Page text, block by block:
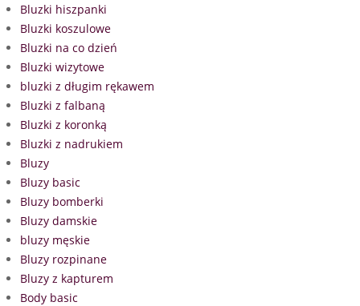
Bluzki hiszpanki
Bluzki koszulowe
Bluzki na co dzień
Bluzki wizytowe
bluzki z długim rękawem
Bluzki z falbaną
Bluzki z koronką
Bluzki z nadrukiem
Bluzy
Bluzy basic
Bluzy bomberki
Bluzy damskie
bluzy męskie
Bluzy rozpinane
Bluzy z kapturem
Body basic